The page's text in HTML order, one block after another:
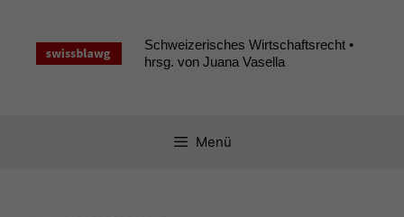
springen
Schweizerisches Wirtschaftsrecht •
hrsg. von Juana Vasella
Menü